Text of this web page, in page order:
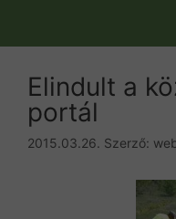
Elindult a
portál
2015.03.26. Szerző: